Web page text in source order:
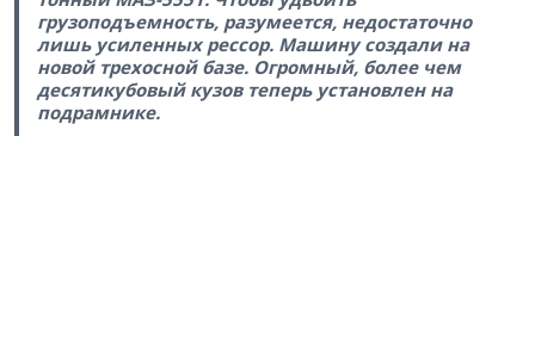
грузоподъемность, разумеется, недостаточно
лишь усиленных рессор. Машину создали на
новой трехосной базе. Огромный, более чем
десятикубовый кузов теперь установлен на
подрамнике.